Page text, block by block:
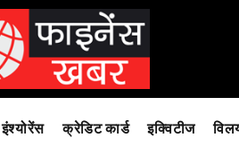
इंश्योरेंस क्रेडिट कार्ड इक्विटीज